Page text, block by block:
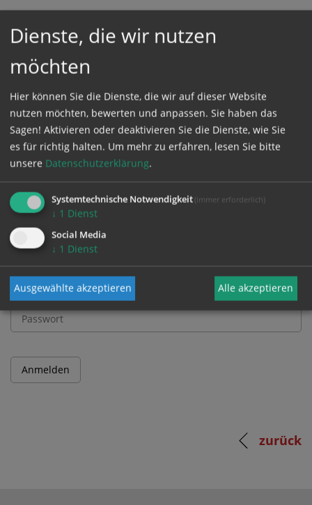
Diese Meldung ist nicht frei verfügbar. Bitte
loggen Sie sich ein, oder bestellen Sie das
ProduktKathpress_online
GESCHÜTZTER BEREICH
Bitte melden Sie sich mit Ihrem Benutzernamen
und Passwort an.
Benutzername
Passwort
zurück
Dienste, die wir nutzen
möchten
Hier können Sie die Dienste, die wir auf dieser Website
nutzen möchten, bewerten und anpassen. Sie haben das
Sagen! Aktivieren oder deaktivieren Sie die Dienste, wie Sie
es für richtig halten. Um mehr zu erfahren, lesen Sie bitte
unsere Datenschutzerklärung.
Systemtechnische Notwendigkeit (immer erforderlich)
↓ 1 Dienst
Social Media
↓ 1 Dienst
Ausgewählte akzeptieren Alle akzeptieren